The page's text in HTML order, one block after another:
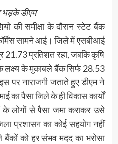
भड़के डीएम
की समीक्षा के दौरान स्टेट बैंक
सामने आई। जिले में एसबीआई
21.73 प्रतिशत रहा, जबकि कृषि
लक्ष्य के मुकाबले बैंक सिर्फ 28.53
पर नाराजगी जताते हुए डीएम ने
का पैसा जिले के ही विकास कार्यों
के लोगों से पैसा जमा कराकर उसे
प्रशासन का कोई सहयोग नहीं
बैंकों को हर संभव मदद का भरोसा